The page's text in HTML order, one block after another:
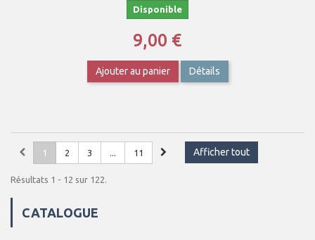
Disponible
9,00 €
Ajouter au panier Détails
Afficher tout
1 2 3 ... 11
Résultats 1 - 12 sur 122.
CATALOGUE